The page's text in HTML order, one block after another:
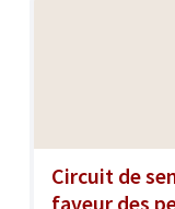
Circuit de
faveur des